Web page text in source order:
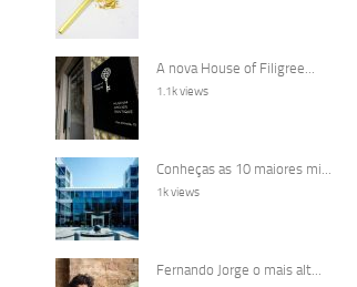
A nova House of Filigree...
1.1k views
Conheças as 10 maiores mi...
1k views
Fernando Jorge o mais alt...